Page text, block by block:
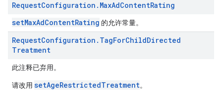
RequestConfiguration . MaxAdContentRating
setMaxAdContentRating 的允许常量。
RequestConfiguration . TagForChildDirected
Treatment
此注释已弃用。
请改用 setAgeRestrictedTreatment。